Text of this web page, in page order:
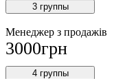
3 группы
Менеджер з продажів
3000грн
4 группы